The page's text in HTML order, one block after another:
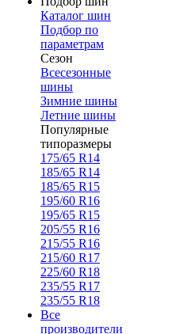
Каталог шин
Подбор по
параметрам
Сезон
Всесезонные
шины
Зимние шины
Летние шины
Популярные
типоразмеры
175/65 R14
185/65 R14
185/65 R15
195/60 R16
195/65 R15
205/55 R16
215/55 R16
215/60 R17
225/60 R18
235/55 R17
235/55 R18
Все
производители